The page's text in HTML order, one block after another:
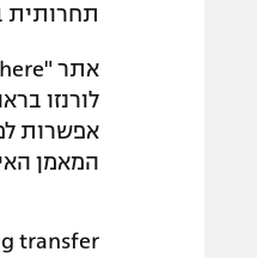
תחרותית
לורנזו
אפשרות
המאמן
transfer